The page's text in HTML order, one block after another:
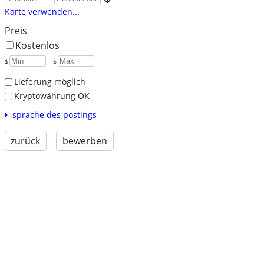
Karte verwenden...
Preis
Kostenlos
$ – $
Lieferung möglich
Kryptowährung OK
sprache des postings
zurück bewerben